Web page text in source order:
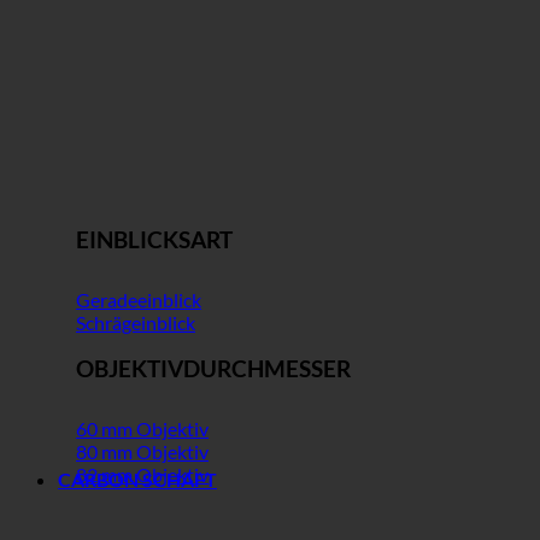
EINBLICKSART
Geradeeinblick
Schrägeinblick
OBJEKTIVDURCHMESSER
60 mm Objektiv
80 mm Objektiv
82 mm Objektiv
CARBON SCHAFT